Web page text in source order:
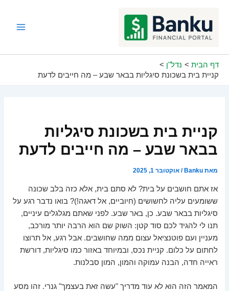
דף הבית
נדל"ן
קניית בית בשכונת סיגליות בבאר שבע – מה חייבים לדעת
קניית בית בשכונת סיגליות
בבאר שבע – מה חייבים לדעת
מאתBanku
/אוקטובר 1, 2025
אז אתם חושבים על בית? לא סתם בית, אלא כזה בלב שכונה
ששומעים עליה לחשושים (חיוביים, אל דאגה!)? בואו נדבר רגע על
סיגליות בבאר שבע. כן, באר שבע. לפני שאתם מגלגלים עיניים,
תנו לי להגיד לכם סוד קטן: השוק שם הוא הרבה יותר מורכב,
מעניין ועם פוטנציאל עצום ממה שחושבים. אבל רגע, אל תרוצו
לחתום על כלום. קניית נכס, ובמיוחד באזור כמו סיגליות, דורשת
ראייה חדה, הבנה עמוקה והמון, המון סבלנות.
המאמר הזה הוא לא עוד מדריך "עשה זאת בעצמך" גנרי. זהו מסע